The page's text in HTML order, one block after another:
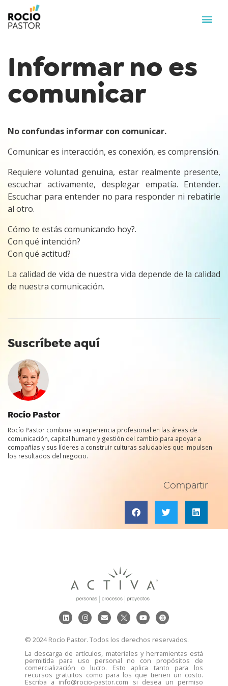
Informar no es
comunicar
No confundas informar con comunicar.
Comunicar es interacción, es conexión, es comprensión.
Requiere voluntad genuina, estar realmente presente,
escuchar activamente, desplegar empatía. Entender.
Escuchar para entender no para responder ni rebatirle
al otro.
Cómo te estás comunicando hoy?.
Con qué intención?
Con qué actitud?
La calidad de vida de nuestra vida depende de la calidad
de nuestra comunicación.
Suscríbete aquí
Rocío Pastor
Rocío Pastor combina su experiencia profesional en las áreas de
comunicación, capital humano y gestión del cambio para apoyar a
compañías y sus líderes a construir culturas saludables que impulsen
los resultados del negocio.
Compartir
© 2024 Rocío Pastor. Todos los derechos reservados.
La descarga de artículos, materiales y herramientas está
permitida para uso personal no con propósitos de
comercialización o lucro. Esto aplica tanto para los
recursos gratuitos como para los que tienen un costo.
Escriba a info@rocio-pastor.com si desea un permiso